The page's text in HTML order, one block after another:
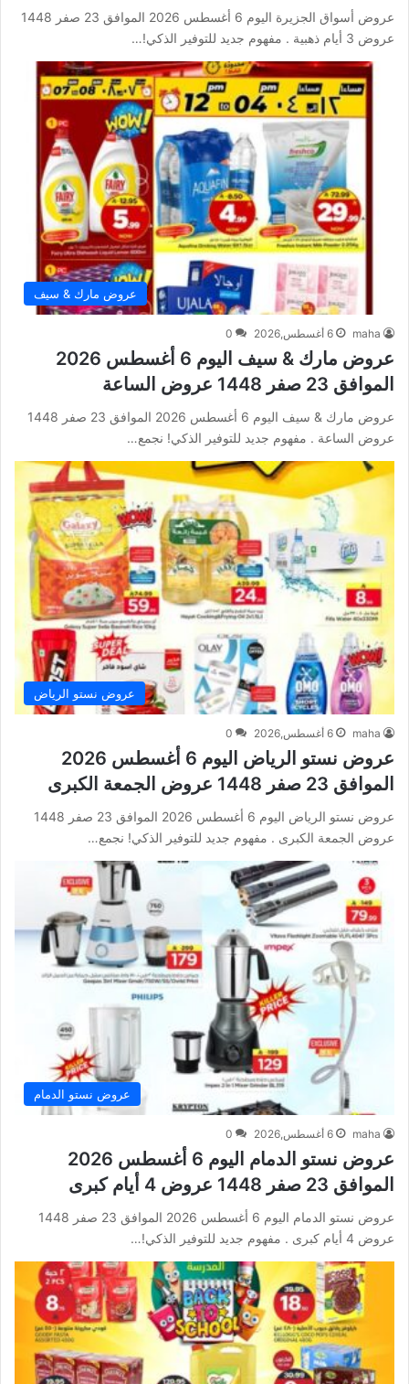
عروض أسواق الجزيرة اليوم 6 أغسطس 2026 الموافق 23 صفر 1448
عروض 3 أيام ذهبية . مفهوم جديد للتوفير الذكي!…
عروض مارك & سيف
maha 6 أغسطس,2026 0
عروض مارك & سيف اليوم 6 أغسطس 2026
الموافق 23 صفر 1448 عروض الساعة
عروض مارك & سيف اليوم 6 أغسطس 2026 الموافق 23 صفر 1448
عروض الساعة . مفهوم جديد للتوفير الذكي! نجمع…
عروض نستو الرياض
maha 6 أغسطس,2026 0
عروض نستو الرياض اليوم 6 أغسطس 2026
الموافق 23 صفر 1448 عروض الجمعة الكبرى
عروض نستو الرياض اليوم 6 أغسطس 2026 الموافق 23 صفر 1448
عروض الجمعة الكبرى . مفهوم جديد للتوفير الذكي! نجمع…
عروض نستو الدمام
maha 6 أغسطس,2026 0
عروض نستو الدمام اليوم 6 أغسطس 2026
الموافق 23 صفر 1448 عروض 4 أيام كبرى
عروض نستو الدمام اليوم 6 أغسطس 2026 الموافق 23 صفر 1448
عروض 4 أيام كبرى . مفهوم جديد للتوفير الذكي!…